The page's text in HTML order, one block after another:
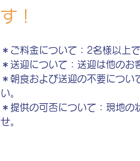
す！
＊ご料金について：2名様以上
＊送迎について：送迎は他のお
＊朝食および送迎の不要につ
い。
＊提供の可否について：現地
せ。